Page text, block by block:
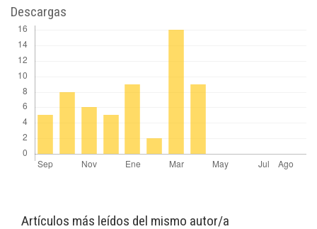
Descargas
Artículos más leídos del mismo autor/a